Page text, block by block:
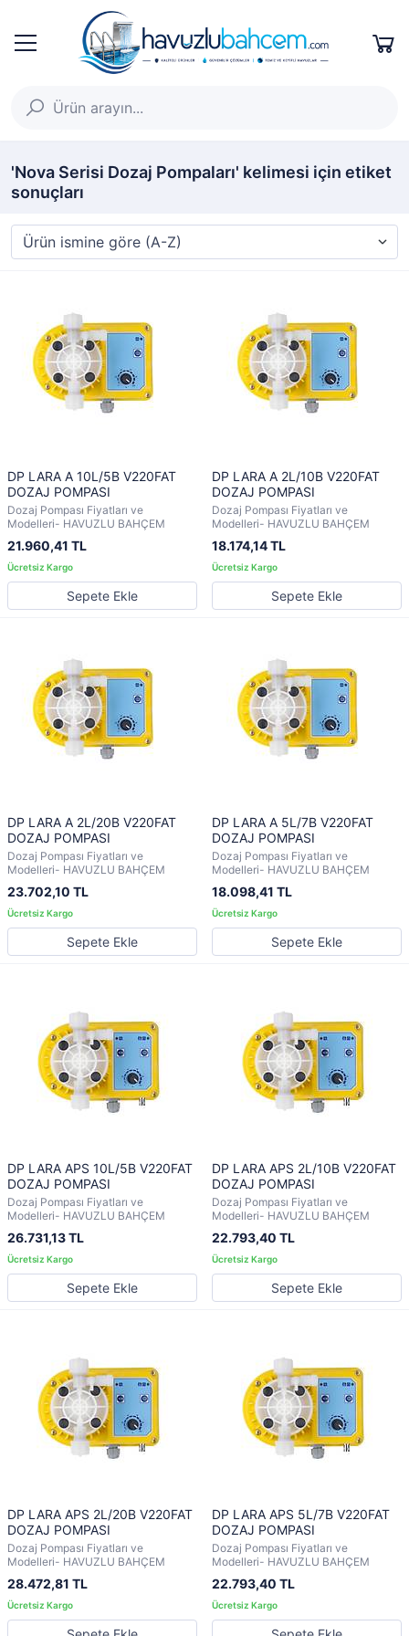
'Nova Serisi Dozaj Pompaları' kelimesi için etiket
sonuçları
DP LARA A 10L/5B V220FAT
DOZAJ POMPASI
Dozaj Pompası Fiyatları ve
Modelleri- HAVUZLU BAHÇEM
21.960,41 TL
Sepete Ekle
DP LARA A 2L/10B V220FAT
DOZAJ POMPASI
Dozaj Pompası Fiyatları ve
Modelleri- HAVUZLU BAHÇEM
18.174,14 TL
Sepete Ekle
DP LARA A 2L/20B V220FAT
DOZAJ POMPASI
Dozaj Pompası Fiyatları ve
Modelleri- HAVUZLU BAHÇEM
23.702,10 TL
Sepete Ekle
DP LARA A 5L/7B V220FAT
DOZAJ POMPASI
Dozaj Pompası Fiyatları ve
Modelleri- HAVUZLU BAHÇEM
18.098,41 TL
Sepete Ekle
DP LARA APS 10L/5B V220FAT
DOZAJ POMPASI
Dozaj Pompası Fiyatları ve
Modelleri- HAVUZLU BAHÇEM
26.731,13 TL
Sepete Ekle
DP LARA APS 2L/10B V220FAT
DOZAJ POMPASI
Dozaj Pompası Fiyatları ve
Modelleri- HAVUZLU BAHÇEM
22.793,40 TL
Sepete Ekle
DP LARA APS 2L/20B V220FAT
DOZAJ POMPASI
Dozaj Pompası Fiyatları ve
Modelleri- HAVUZLU BAHÇEM
28.472,81 TL
DP LARA APS 5L/7B V220FAT
DOZAJ POMPASI
Dozaj Pompası Fiyatları ve
Modelleri- HAVUZLU BAHÇEM
22.793,40 TL